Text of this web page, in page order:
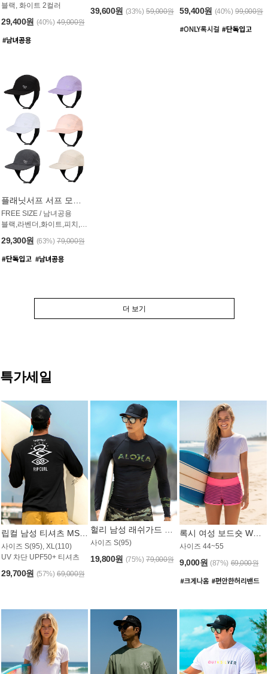
블랙, 화이트 2컬러
29,400원 (40%) 49,000원
39,600원 (33%) 59,000원 59,400원 (40%) 99,000원
플래닛서프 서프 모자 UAC007PS
FREE SIZE / 남녀공용
블랙,라벤더,화이트,피치,그레이,오트밀 6컬러
29,300원 (63%) 79,000원
더 보기
특가세일
사이즈 S(95), XL(110)
UV 차단 UPF50+ 티셔츠
29,700원 (57%) 69,000원
사이즈 S(95)
19,800원 (75%) 79,000원
사이즈 44~55
9,000원 (87%) 69,000원